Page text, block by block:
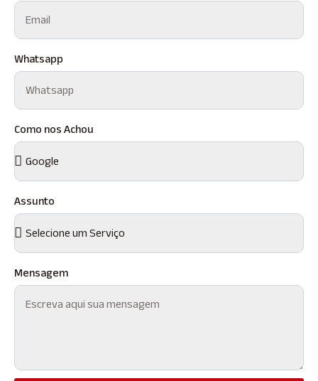
Whatsapp
Como nos Achou
Assunto
Mensagem